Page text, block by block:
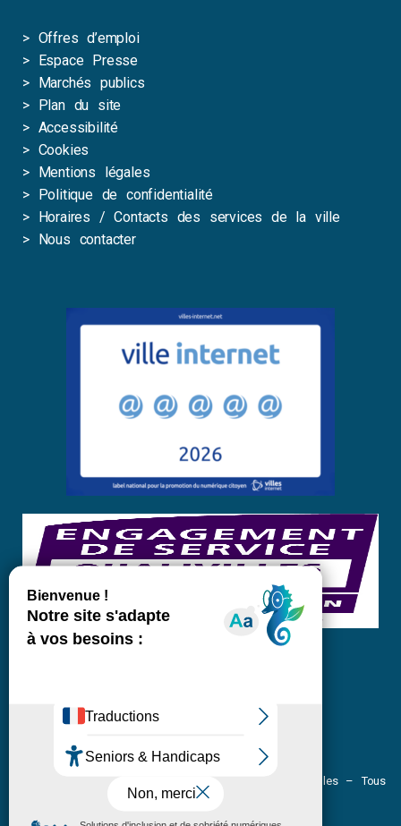
> Offres d’emploi
> Espace Presse
> Marchés publics
> Plan du site
> Accessibilité
> Cookies
> Mentions légales
> Politique de confidentialité
> Horaires / Contacts des services de la ville
> Nous contacter
Pôle communication – Site officiel de la Ville de Crolles – Tous